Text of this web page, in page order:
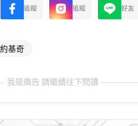
追蹤 追蹤 好友
約基奇
我是廣告 請繼續往下閱讀